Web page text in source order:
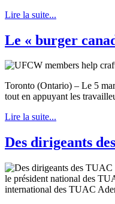
Lire la suite...
Le « burger
Toronto (Ontario) – Le 5
tout en appuyant les
Lire la suite...
Des dirigeants